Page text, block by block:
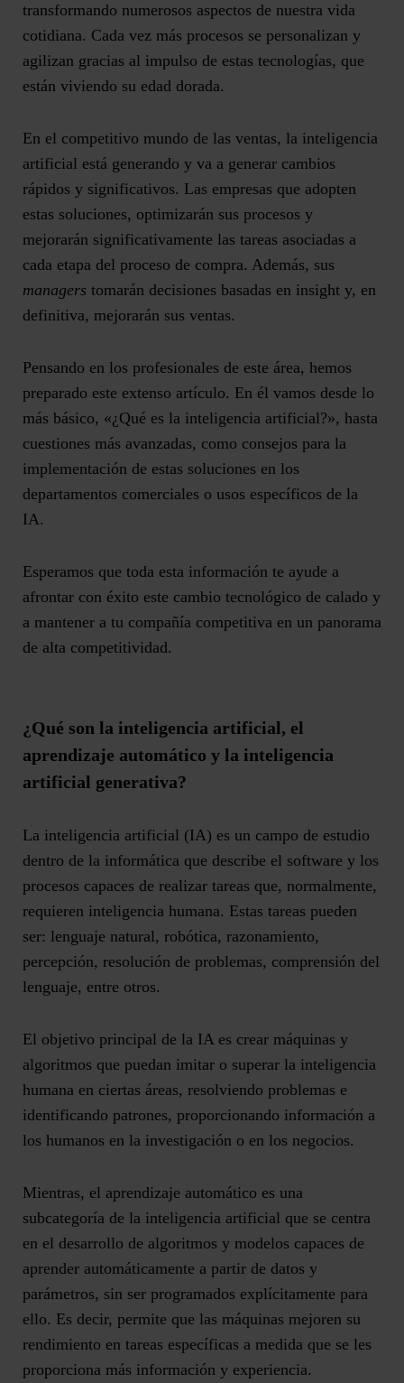
transformando numerosos aspectos de nuestra vida
cotidiana. Cada vez más procesos se personalizan y
agilizan gracias al impulso de estas tecnologías, que
están viviendo su edad dorada.
En el competitivo mundo de las ventas, la inteligencia
artificial está generando y va a generar cambios
rápidos y significativos. Las empresas que adopten
estas soluciones, optimizarán sus procesos y
mejorarán significativamente las tareas asociadas a
cada etapa del proceso de compra. Además, sus
managers tomarán decisiones basadas en insight y, en
definitiva, mejorarán sus ventas.
Pensando en los profesionales de este área, hemos
preparado este extenso artículo. En él vamos desde lo
más básico, «¿Qué es la inteligencia artificial?», hasta
cuestiones más avanzadas, como consejos para la
implementación de estas soluciones en los
departamentos comerciales o usos específicos de la
IA.
Esperamos que toda esta información te ayude a
afrontar con éxito este cambio tecnológico de calado y
a mantener a tu compañía competitiva en un panorama
de alta competitividad.
¿Qué son la inteligencia artificial, el
aprendizaje automático y la inteligencia
artificial generativa?
La inteligencia artificial (IA) es un campo de estudio
dentro de la informática que describe el software y los
procesos capaces de realizar tareas que, normalmente,
requieren inteligencia humana. Estas tareas pueden
ser: lenguaje natural, robótica, razonamiento,
percepción, resolución de problemas, comprensión del
lenguaje, entre otros.
El objetivo principal de la IA es crear máquinas y
algoritmos que puedan imitar o superar la inteligencia
humana en ciertas áreas, resolviendo problemas e
identificando patrones, proporcionando información a
los humanos en la investigación o en los negocios.
Mientras, el aprendizaje automático es una
subcategoría de la inteligencia artificial que se centra
en el desarrollo de algoritmos y modelos capaces de
aprender automáticamente a partir de datos y
parámetros, sin ser programados explícitamente para
ello. Es decir, permite que las máquinas mejoren su
rendimiento en tareas específicas a medida que se les
proporciona más información y experiencia.